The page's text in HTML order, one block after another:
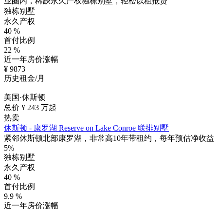
独栋别墅
永久产权
40 %
首付比例
22 %
近一年房价涨幅
¥ 9873
历史租金/月
美国·休斯顿
总价 ¥ 243 万起
热卖
休斯顿 - 康罗湖 Reserve on Lake Conroe 联排别墅
紧邻休斯顿北部康罗湖，非常高10年带租约，每年预估净收益
5%
独栋别墅
永久产权
40 %
首付比例
9.9 %
近一年房价涨幅